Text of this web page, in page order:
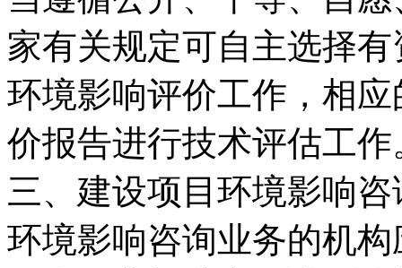
家有关规定可自主选择
环境影响评价工作，相
价报告进行技术评估工作
三、建设项目环境影响
环境影响咨询业务的机